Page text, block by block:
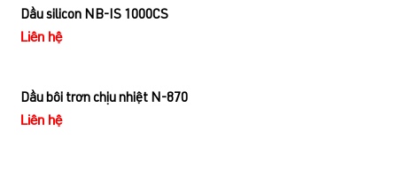
Dầu silicon NB-IS 1000CS
Liên hệ
Dầu bôi trơn chịu nhiệt N-870
Liên hệ